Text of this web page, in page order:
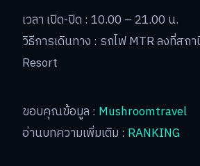
เวลา เปิด-ปิด : 10.00 – 21.00 น.
วิธีการเดินทาง : รถไฟ MTR ลงที่สถ
Resort
ขอบคุณข้อมูล : Mushroomtravel
อ่านบทความเพิ่มเติม : RANKING